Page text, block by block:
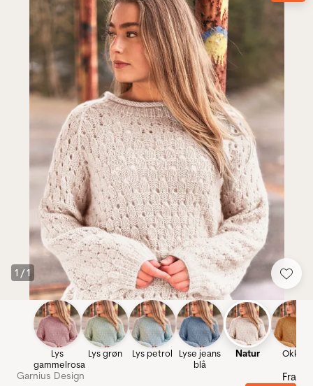
1 /1
Lys
gammelrosa
Lys grøn Lys petrol
Lyse jeans
blå
Natur Okker
Garnius Design Fra